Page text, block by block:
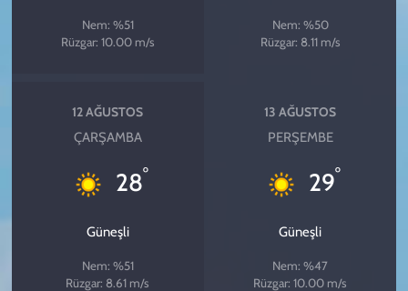
Nem: %51
Rüzgar: 10.00 m/s
Nem: %50
Rüzgar: 8.11 m/s
12 AĞUSTOS
ÇARŞAMBA
28°
Güneşli
Nem: %51
Rüzgar: 8.61 m/s
13 AĞUSTOS
PERŞEMBE
29°
Güneşli
Nem: %47
Rüzgar: 10.00 m/s